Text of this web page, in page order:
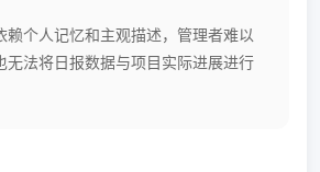
赖个人记忆和主观描述，管理者难以
无法将日报数据与项目实际进展进行